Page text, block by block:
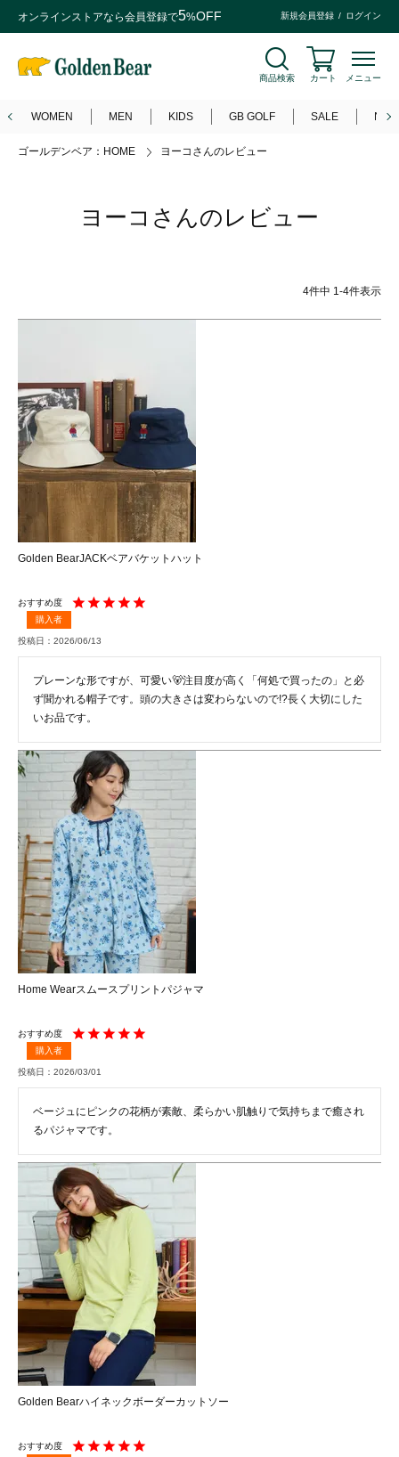
オンラインストアなら会員登録で5%OFF 新規会員登録 ログイン
商品検索 カート メニュー
WOMEN MEN KIDS GB GOLF SALE
ゴールデンベア：HOME ヨーコさんのレビュー
ヨーコさんのレビュー
4件中 1-4件表示
Golden BearJACKベアバケットハット
購入者
投稿日 2026/06/13
プレーンな形ですが、可愛い🐻注目度が高く「何処で買ったの」と必
ず聞かれる帽子です。頭の大きさは変わらないので!?長く大切にした
いお品です。
Home Wearスムースプリントパジャマ
購入者
投稿日 2026/03/01
ベージュにピンクの花柄が素敵、柔らかい肌触りで気持ちまで癒され
るパジャマです。
Golden Bearハイネックボーダーカットソー